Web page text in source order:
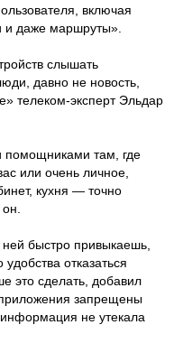
включая
и даже маршруты».
слышать
давно не новость,
телеком-эксперт Эльдар
помощниками там, где
или очень личное,
кухня — точно
быстро привыкаешь,
отказаться
это сделать, добавил
запрещены
не утекала